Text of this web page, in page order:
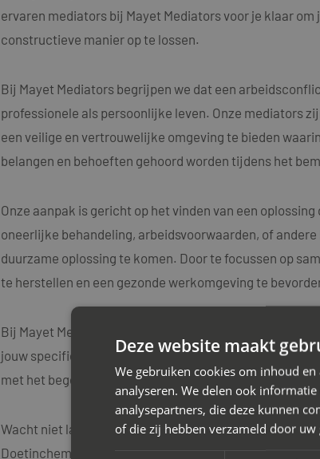
ervaren mediators bij Mayet Mediators voor je klaar
constructieve manier op te lossen.
Bij Mayet Mediators begrijpen we dat een
professionele als persoonlijke leven. Onze mediators
een veilige en vertrouwelijke omgeving te bieden
belangen en behoeften gehoord worden tijdens het
Onze aanpak is gericht op het vinden van een
oneerlijke behandeling, arbeidsvoorwaarden, of
duurzame oplossing te komen. Door te focussen op
te herstellen en een gezonde werkomgeving te
Bij Mayet Mediators begrijpen we ook dat elk
jouw specifieke situatie. Onze mediators beschikken
met het begeleiden van diverse arbeidsconflicten.
Wacht niet langer met het aanpakken van het
Doetinchem voor een vrijblijvend adviesgesprek.
Deze website maakt
We gebruiken cookies om inhoud
analyseren. We delen ook
analysepartners, die deze kunnen
of die zij hebben verzameld door